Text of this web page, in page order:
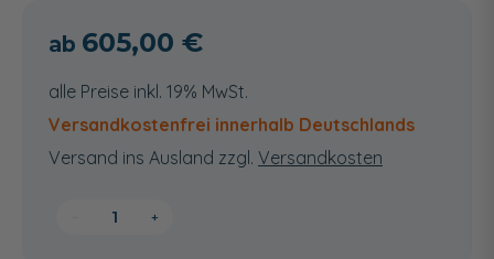
605,00 €
alle Preise inkl. 19% MwSt.
Versandkostenfrei innerhalb Deutschlands
Versand ins Ausland zzgl. Versandkosten
+